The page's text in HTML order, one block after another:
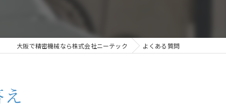
求人
大阪で精密機械なら株式会社ニーテック よくある質問